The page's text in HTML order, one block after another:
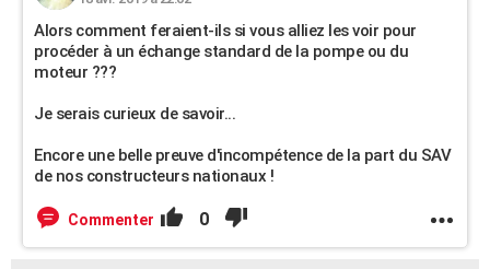
Alors comment feraient-ils si vous alliez les voir pour
procéder à un échange standard de la pompe ou du
moteur ???
Je serais curieux de savoir...
Encore une belle preuve d'incompétence de la part du SAV
de nos constructeurs nationaux !
Commenter 0